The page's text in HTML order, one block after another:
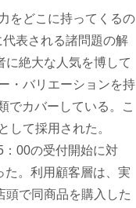
をどこに持ってくるの
表される諸問題の解
絶大な人気を博して
・バリエーションを持
でカバーしている。こ
して採用された。
00の受付開始に対
た。利用顧客層は、実
頭で同商品を購入した